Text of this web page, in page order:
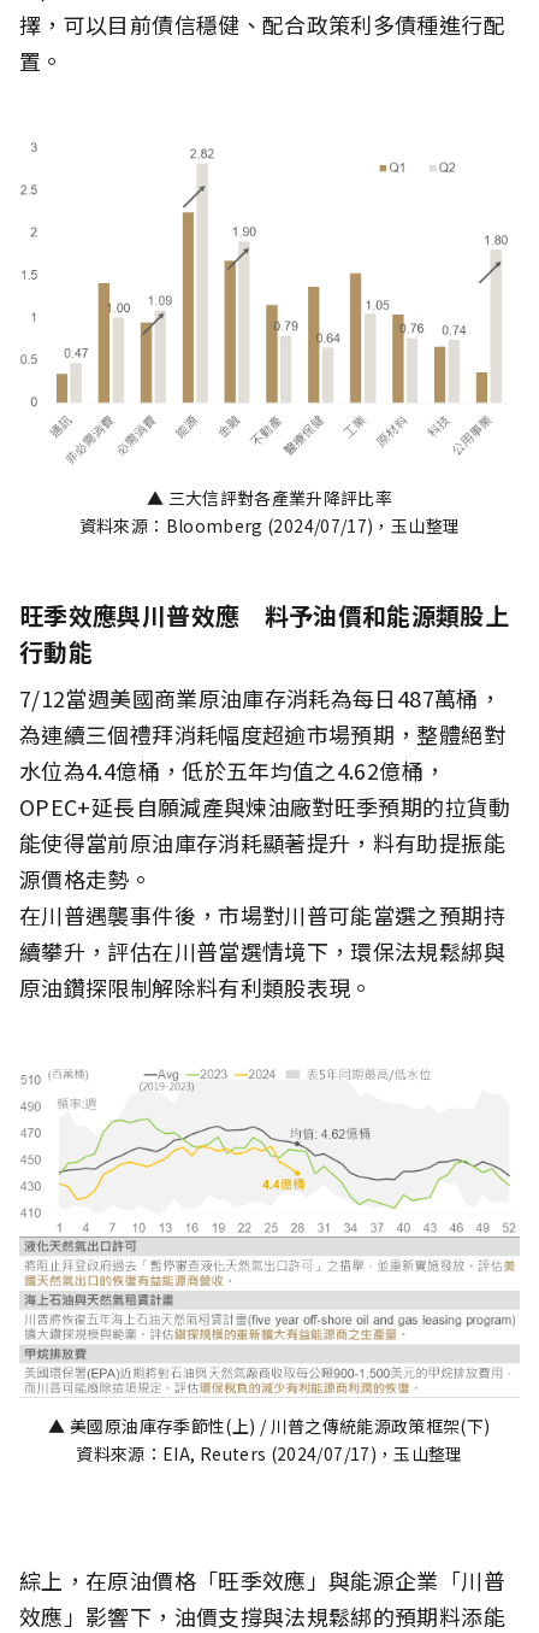
擇，可以目前債信穩健、配合政策利多債種進行配
置。
▲ 三大信評對各產業升降評比率
資料來源：Bloomberg (2024/07/17)，玉山整理
旺季效應與川普效應 料予油價和能源類股上
行動能
7/12當週美國商業原油庫存消耗為每日487萬桶，
為連續三個禮拜消耗幅度超逾市場預期，整體絕對
水位為4.4億桶，低於五年均值之4.62億桶，
OPEC+延長自願減產與煉油廠對旺季預期的拉貨動
能使得當前原油庫存消耗顯著提升，料有助提振能
源價格走勢。
在川普遇襲事件後，市場對川普可能當選之預期持
續攀升，評估在川普當選情境下，環保法規鬆綁與
原油鑽探限制解除料有利類股表現。
▲ 美國原油庫存季節性(上) / 川普之傳統能源政策框架(下)
資料來源：EIA, Reuters (2024/07/17)，玉山整理
綜上，在原油價格「旺季效應」與能源企業「川普
效應」影響下，油價支撐與法規鬆綁的預期料添能